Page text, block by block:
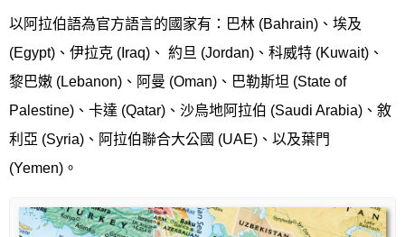
以阿拉伯語為官方語言的國家有：巴林 (Bahrain)、埃及
(Egypt)、伊拉克 (Iraq)、 約旦 (Jordan)、科威特 (Kuwait)、
黎巴嫩 (Lebanon)、阿曼 (Oman)、巴勒斯坦 (State of
Palestine)、卡達 (Qatar)、沙烏地阿拉伯 (Saudi Arabia)、敘
利亞 (Syria)、阿拉伯聯合大公國 (UAE)、以及葉門
(Yemen)。